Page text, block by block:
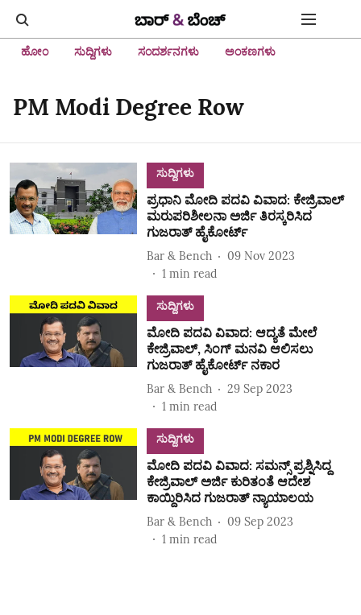
ಹೋಂ ಸುದ್ದಿಗಳು ಸಂದರ್ಶನಗಳು ಅಂಕಣಗಳು
PM Modi Degree Row
ಸುದ್ದಿಗಳು
ಪ್ರಧಾನಿ ಮೋದಿ ಪದವಿ ವಿವಾದ: ಕೇಜ್ರಿವಾಲ್
ಮರುಪರಿಶೀಲನಾ ಅರ್ಜಿ ತಿರಸ್ಕರಿಸಿದ
ಗುಜರಾತ್ ಹೈಕೋರ್ಟ್
Bar & Bench
09 Nov 2023
1 min read
ಸುದ್ದಿಗಳು
ಮೋದಿ ಪದವಿ ವಿವಾದ: ಆದ್ಯತೆ ಮೇಲೆ
ಕೇಜ್ರಿವಾಲ್, ಸಿಂಗ್ ಮನವಿ ಆಲಿಸಲು
ಗುಜರಾತ್‌ ಹೈಕೋರ್ಟ್‌ ನಕಾರ
Bar & Bench
29 Sep 2023
1 min read
ಸುದ್ದಿಗಳು
ಮೋದಿ ಪದವಿ ವಿವಾದ: ಸಮನ್ಸ್ ಪ್ರಶ್ನಿಸಿದ್ದ
ಕೇಜ್ರಿವಾಲ್ ಅರ್ಜಿ ಕುರಿತಂತೆ ಆದೇಶ
ಕಾಯ್ದಿರಿಸಿದ ಗುಜರಾತ್ ನ್ಯಾಯಾಲಯ
Bar & Bench
09 Sep 2023
1 min read